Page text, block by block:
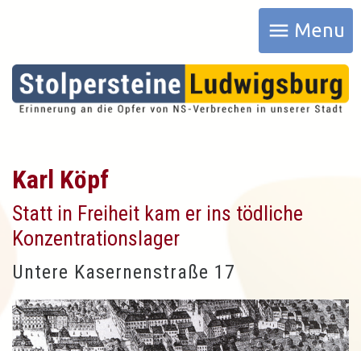
menu Menu
Karl Köpf
Statt in Freiheit kam er ins tödliche
Konzentrationslager
Untere Kasernenstraße 17